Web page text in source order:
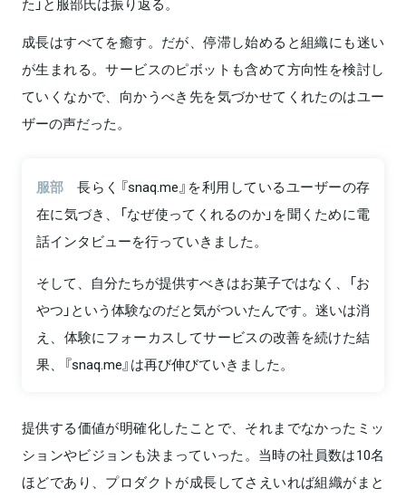
成長はすべてを癒す。だが、停滞し始めると組織にも迷い
が生まれる。サービスのピボットも含めて方向性を検討し
ていくなかで、向かうべき先を気づかせてくれたのはユー
ザーの声だった。
服部
長らく『snaq.me』を利用しているユーザーの存
在に気づき、「なぜ使ってくれるのか」を聞くために電
話インタビューを行っていきました。
そして、自分たちが提供すべきはお菓子ではなく、「お
やつ」という体験なのだと気がついたんです。迷いは消
え、体験にフォーカスしてサービスの改善を続けた結
果、『snaq.me』は再び伸びていきました。
提供する価値が明確化したことで、それまでなかったミッ
ションやビジョンも決まっていった。当時の社員数は10名
ほどであり、プロダクトが成長してさえいれば組織がまと